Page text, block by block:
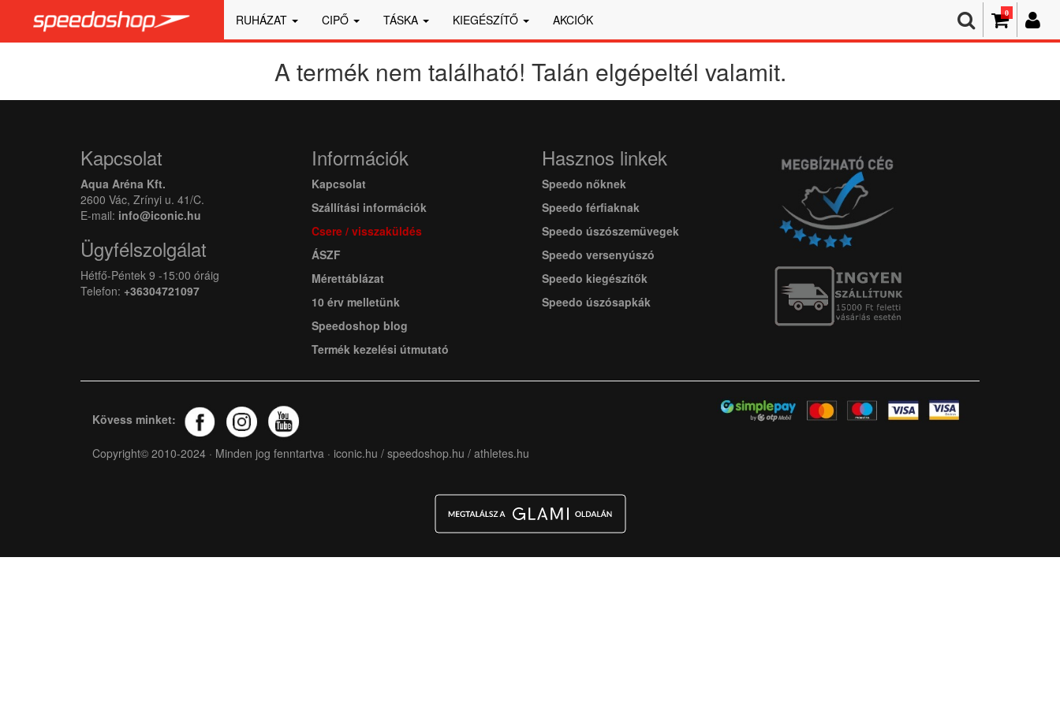
0
RUHÁZAT CIPŐ TÁSKA KIEGÉSZÍTŐ AKCIÓK
A termék nem található! Talán elgépeltél valamit.
Kapcsolat
Aqua Aréna Kft.
2600 Vác, Zrínyi u. 41/C.
E-mail: info@iconic.hu
Ügyfélszolgálat
Hétfő-Péntek 9 -15:00 óráig
Telefon: +36304721097
Információk
Kapcsolat
Szállítási információk
Csere / visszaküldés
ÁSZF
Mérettáblázat
10 érv melletünk
Speedoshop blog
Termék kezelési útmutató
Hasznos linkek
Speedo nőknek
Speedo férfiaknak
Speedo úszószemüvegek
Speedo versenyúszó
Speedo kiegészítők
Speedo úszósapkák
Kövess minket:
Copyright© 2010-2024 · Minden jog fenntartva · iconic.hu / speedoshop.hu / athletes.hu